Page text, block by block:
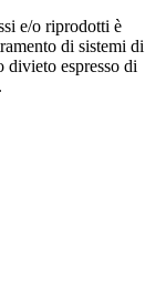
e/o riprodotti è
di sistemi di
divieto espresso di